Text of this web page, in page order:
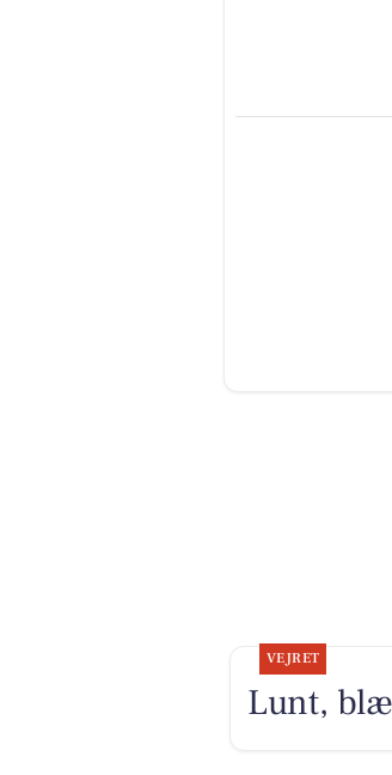
VEJRET
Lunt,